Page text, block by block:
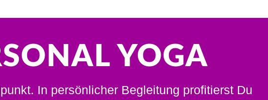
YOGA
In persönlicher Begleitung profitierst Du